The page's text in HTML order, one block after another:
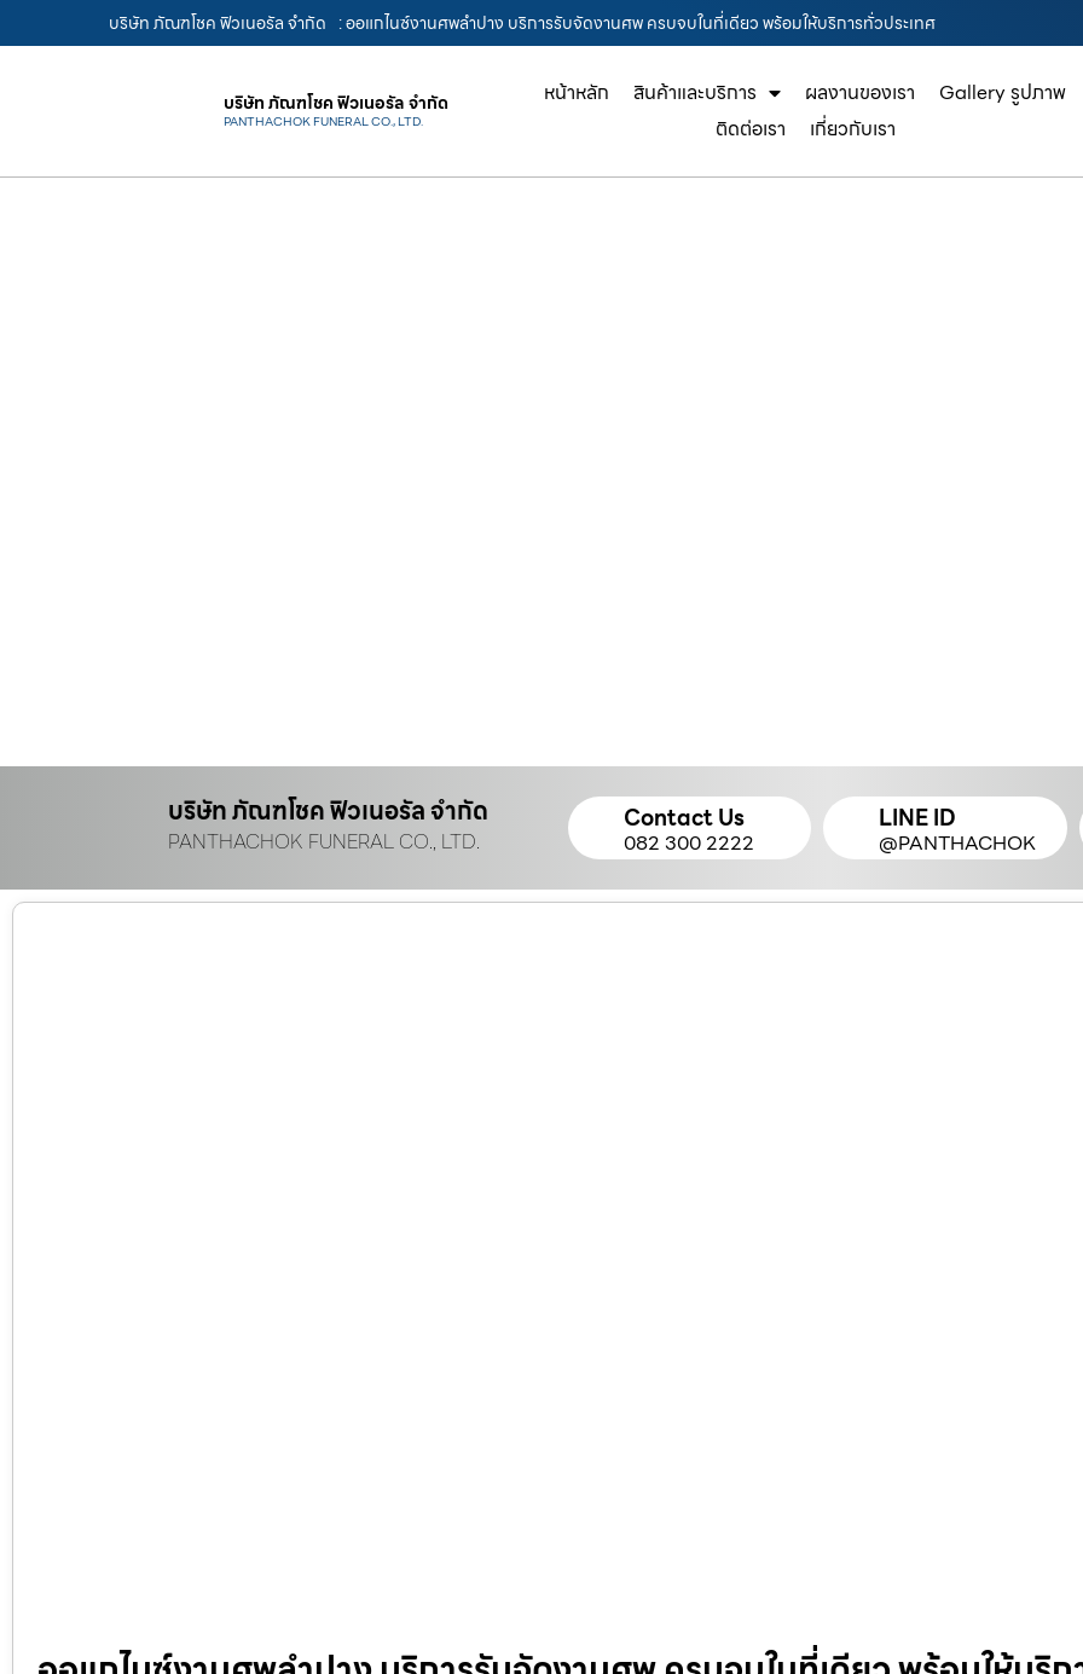
บริษัท ภัณฑโชค ฟิวเนอรัล จำกัด : ออแกไนซ์งานศพลำปาง บริการรับจัดงานศพ ครบจบในที่เดียว พร้อมให้บริการทั่วประเทศ
บริษัท ภัณฑโชค ฟิวเนอรัล จำกัด
PANTHACHOK FUNERAL CO., LTD.
หน้าหลัก สินค้าและบริการ ผลงานของเรา
Gallery รูปภาพ
ติดต่อเรา
เกี่ยวกับเรา
บริษัท ภัณฑโชค ฟิวเนอรัล จำกัด
PANTHACHOK FUNERAL CO., LTD.
Contact Us
082 300 2222
LINE ID
@PANTHACHOK